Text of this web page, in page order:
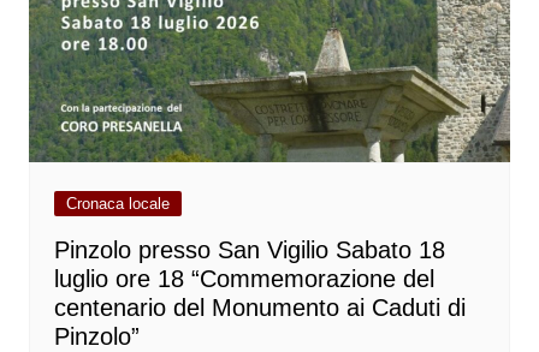
Cronaca locale
Pinzolo presso San Vigilio Sabato 18
luglio ore 18 “Commemorazione del
centenario del Monumento ai Caduti di
Pinzolo”